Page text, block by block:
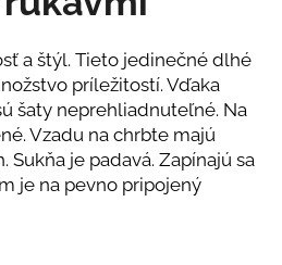
a štýl. Tieto jedinečné dlhé
príležitostí. Vďaka
šaty neprehliadnuteľné. Na
Vzadu na chrbte majú
Sukňa je padavá. Zapínajú sa
je na pevno pripojený